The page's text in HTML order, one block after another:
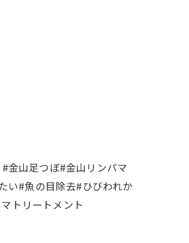
金山足つぼ#金山リンパマ
い#魚の目除去#ひびわれか
トリートメント